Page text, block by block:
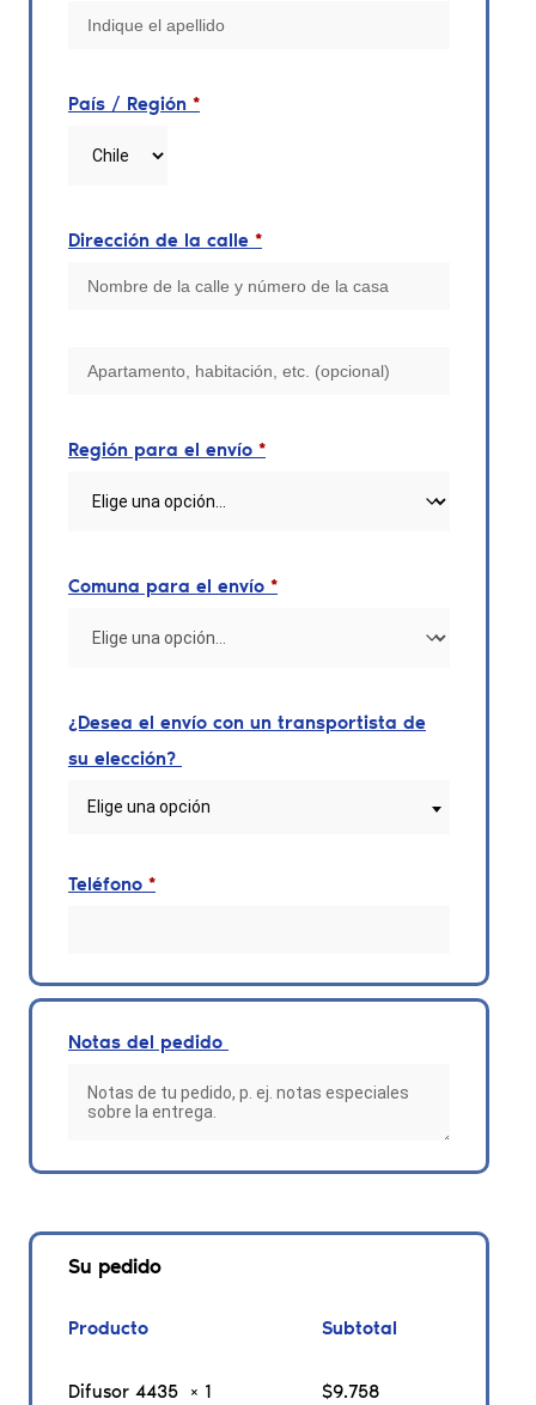
País / Región *
Dirección de la calle *
Región para el envío *
Comuna para el envío *
¿Desea el envío con un transportista de
su elección?
Elige una opción
Teléfono *
Notas del pedido
Su pedido
Producto Subtotal
Difusor 4435 × 1 $9.758